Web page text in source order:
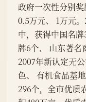
政府一次性分别奖
0.5万元、 1万元
中，获得中国名
牌6个、 山东著名
2007年新认定无
色、 有机食品基
296个，全市优质